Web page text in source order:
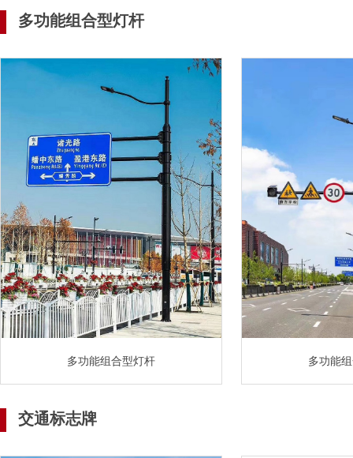
多功能组合型灯杆
多功能组合型灯杆 多功能
交通标志牌